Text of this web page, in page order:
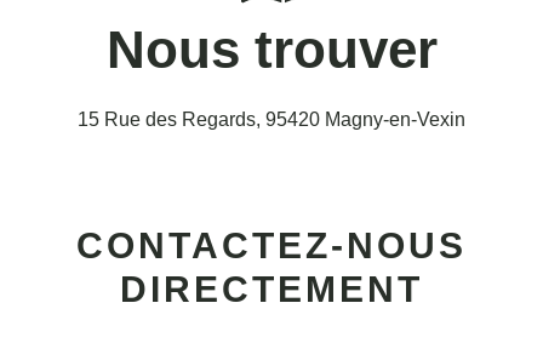
Nous trouver
15 Rue des Regards, 95420 Magny-en-Vexin
CONTACTEZ-NOUS
DIRECTEMENT